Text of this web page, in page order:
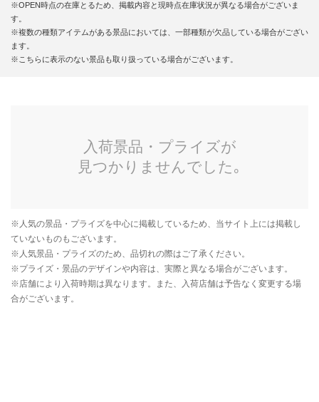
※OPEN時点の在庫とるため、掲載内容と現時点在庫状況が異なる場合がございま
す。
※複数の種類アイテムがある景品においては、一部種類が欠品している場合がござい
ます。
※こちらに表示のない景品も取り扱っている場合がございます。